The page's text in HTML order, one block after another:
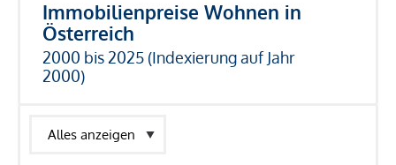
Immobilienpreise Wohnen in
Österreich
2000 bis 2025 (Indexierung auf Jahr
2000)